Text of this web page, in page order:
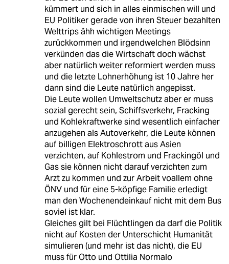
kümmert und sich in alles einmischen will und
EU Politiker gerade von ihren Steuer bezahlten
Welttrips ähh wichtigen Meetings
zurückkommen und irgendwelchen Blödsinn
verkünden das die Wirtschaft doch wächst
aber natürlich weiter reformiert werden muss
und die letzte Lohnerhöhung ist 10 Jahre her
dann sind die Leute natürlich angepisst.
Die Leute wollen Umweltschutz aber er muss
sozial gerecht sein, Schiffsverkehr, Fracking
und Kohlekraftwerke sind wesentlich einfacher
anzugehen als Autoverkehr, die Leute können
auf billigen Elektroschrott aus Asien
verzichten, auf Kohlestrom und Frackingöl und
Gas sie können nicht darauf verzichten zum
Arzt zu kommen und zur Arbeit voallem ohne
ÖNV und für eine 5-köpfige Familie erledigt
man den Wochenendeinkauf nicht mit dem Bus
soviel ist klar.
Gleiches gilt bei Flüchtlingen da darf die Politik
nicht auf Kosten der Unterschicht Humanität
simulieren (und mehr ist das nicht), die EU
muss für Otto und Ottilia Normalo